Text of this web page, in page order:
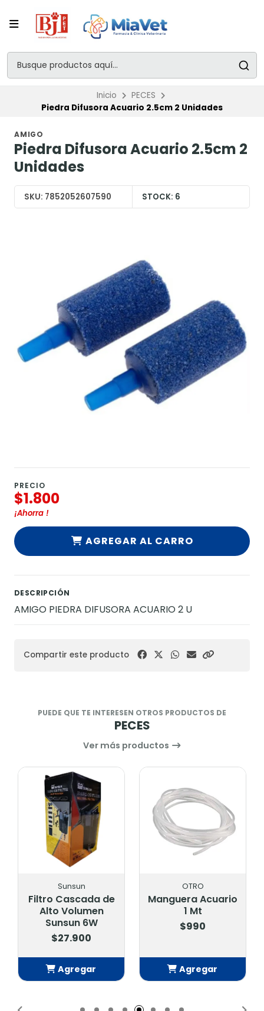
Inicio
PECES
Piedra Difusora Acuario 2.5cm 2 Unidades
AMIGO
Piedra Difusora Acuario 2.5cm 2
Unidades
SKU: 7852052607590 STOCK: 6
PRECIO
$1.800
¡Ahorra !
AGREGAR AL CARRO
DESCRIPCIÓN
AMIGO PIEDRA DIFUSORA ACUARIO 2 U
Compartir este producto
PUEDE QUE TE INTERESEN OTROS PRODUCTOS DE
PECES
Ver más productos
Sunsun
Filtro Cascada de
Alto Volumen
Sunsun 6W
$27.900
Agregar
OTRO
Manguera Acuario
1 Mt
$990
Agregar